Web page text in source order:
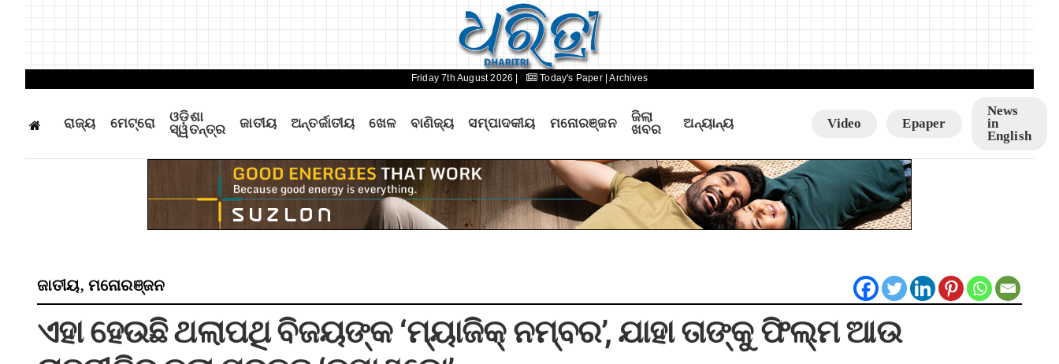
Friday 7th August 2026 | Today's Paper | Archives
ରାଜ୍ୟ ମେଟ୍ରୋ
ଓଡ଼ିଶା
ସ୍ୱତନ୍ତ୍ର
ଜାତୀୟ ଅନ୍ତର୍ଜାତୀୟ ଖେଳ ବାଣିଜ୍ୟ ସମ୍ପାଦକୀୟ ମନୋରଞ୍ଜନ
ଜିଲା
ଖବର
ଅନ୍ୟାନ୍ୟ Video Epaper
News
in
English
ଜାତୀୟ,ମନୋରଞ୍ଜନ
ଏହା ହେଉଛି ଥଲାପଥି ବିଜୟଙ୍କ ‘ମ୍ୟାଜିକ୍‌ ନମ୍ବର’, ଯାହା ତାଙ୍କୁ ଫିଲ୍ମ ଆଉ